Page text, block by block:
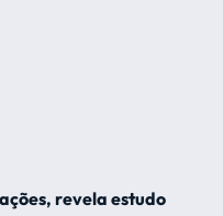
revela estudo